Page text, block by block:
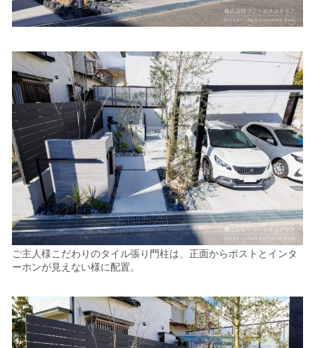
ご主人様こだわりのタイル張り門柱は、正面からポストとインタ
ーホンが見えない様に配置。